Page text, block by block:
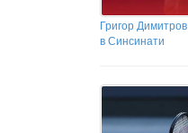
Григор
в Синсинати